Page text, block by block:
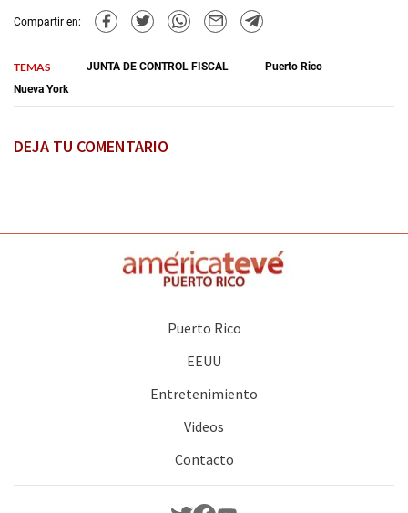
Compartir en:
TEMAS JUNTA DE CONTROL FISCAL
Puerto Rico
Nueva York
DEJA TU COMENTARIO
Puerto Rico
EEUU
Entretenimiento
Videos
Contacto